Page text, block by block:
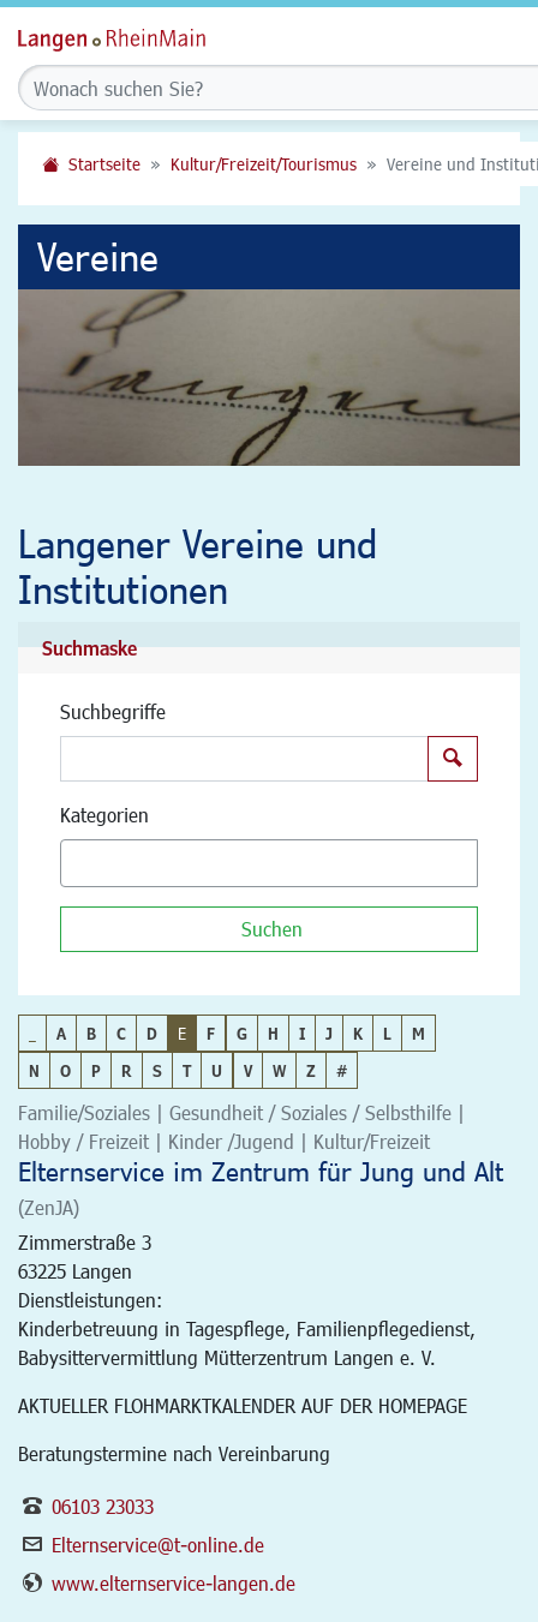
Startseite Kultur/Freizeit/Tourismus Vereine und
Vereine
Langener Vereine und
Institutionen
Suchmaske
Suchbegriffe
Kategorien
Suchen
A B C D E F G H I J K L
M
N
O P R S T U V W Z #
Familie/Soziales | Gesundheit / Soziales / Selbsthilfe |
Hobby / Freizeit | Kinder /Jugend | Kultur/Freizeit
Elternservice im Zentrum für Jung und Alt
(ZenJA)
Zimmerstraße 3
63225 Langen
Dienstleistungen:
Kinderbetreuung in Tagespflege, Familienpflegedienst,
Babysittervermittlung Mütterzentrum Langen e. V.
AKTUELLER FLOHMARKTKALENDER AUF DER HOMEPAGE
Beratungstermine nach Vereinbarung
06103 23033
Elternservice@t-online.de
www.elternservice-langen.de